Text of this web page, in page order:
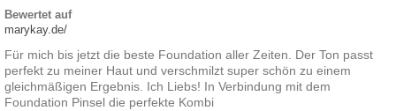
Bewertet auf
marykay.de/
Für mich bis jetzt die beste Foundation aller Zeiten. Der Ton passt
perfekt zu meiner Haut und verschmilzt super schön zu einem
gleichmäßigen Ergebnis. Ich Liebs! In Verbindung mit dem
Foundation Pinsel die perfekte Kombi